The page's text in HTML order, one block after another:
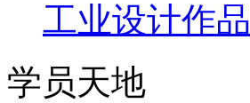
工业设计作品
学员天地